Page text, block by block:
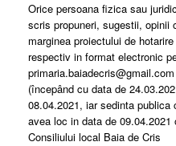
Orice persoana fizica sau
scris propuneri, sugestii, opinii
marginea proiectului de
respectiv in format electronic
(începând cu data de
08.04.2021, iar sedinta
avea loc in data de
Consiliului local Baia de Cris